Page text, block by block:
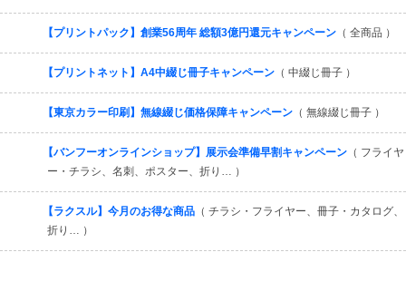
【プリントパック】創業56周年 総額3億円還元キャンペーン （ 全商品 ）
【プリントネット】A4中綴じ冊子キャンペーン （ 中綴じ冊子 ）
【東京カラー印刷】無線綴じ価格保障キャンペーン （ 無線綴じ冊子 ）
【バンフーオンラインショップ】展示会準備早割キャンペーン （ フライヤ
ー・チラシ、名刺、ポスター、折り… ）
【ラクスル】今月のお得な商品 （ チラシ・フライヤー、冊子・カタログ、
折り… ）